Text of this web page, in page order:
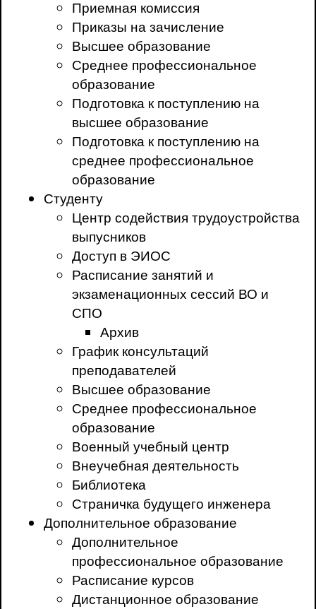
Приемная комиссия
Приказы на зачисление
Высшее образование
Среднее профессиональное
образование
Подготовка к поступлению на
высшее образование
Подготовка к поступлению на
среднее профессиональное
образование
Студенту
Центр содействия трудоустройства
выпусников
Доступ в ЭИОС
Расписание занятий и
экзаменационных сессий ВО и
СПО
Архив
График консультаций
преподавателей
Высшее образование
Среднее профессиональное
образование
Военный учебный центр
Внеучебная деятельность
Библиотека
Страничка будущего инженера
Дополнительное образование
Дополнительное
профессиональное образование
Расписание курсов
Дистанционное образование